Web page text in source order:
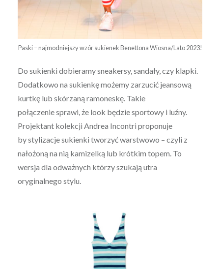
Paski – najmodniejszy wzór sukienek Benettona Wiosna/Lato 2023!
Do sukienki dobieramy sneakersy, sandały, czy klapki.
Dodatkowo na sukienkę możemy zarzucić jeansową
kurtkę lub skórzaną ramoneskę. Takie
połączenie sprawi, że look będzie sportowy i luźny.
Projektant kolekcji Andrea Incontri proponuje
by stylizacje sukienki tworzyć warstwowo – czyli z
nałożoną na nią kamizelką lub krótkim topem. To
wersja dla odważnych którzy szukają utra
oryginalnego stylu.